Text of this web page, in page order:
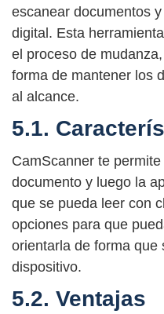
escanear documentos
digital. Esta
el proceso de
forma de mantener los
al alcance.
5.1.
CamScanner te
documento y luego la
que se pueda leer con
opciones para que
orientarla de forma que
dispositivo.
5.2. Ventajas